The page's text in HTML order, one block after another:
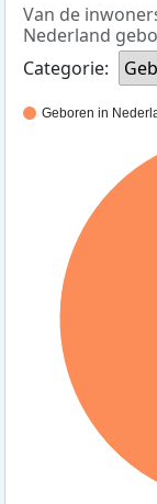
Van de
Nederland
Categorie:
Geboren in